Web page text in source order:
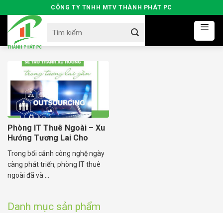
to
content
CÔNG TY TNHH MTV THÀNH PHÁT PC
for:
Danh mục sản phẩm
Phòng IT Thuê Ngoài – Xu
Hướng Tương Lai Cho
Doanh Nghiệp
Trong bối cảnh công nghệ ngày
càng phát triển, phòng IT thuê
ngoài đã và ...